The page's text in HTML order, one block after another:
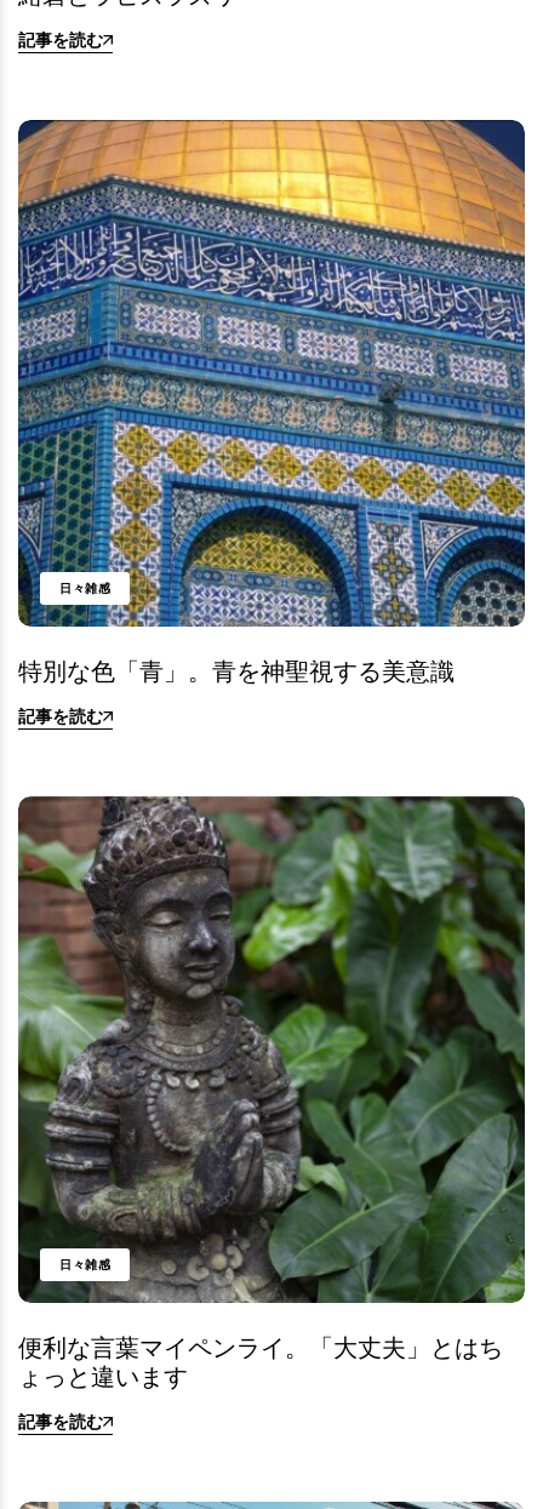
記事を読む
日々雑感
特別な色「青」。青を神聖視する美意識
記事を読む
日々雑感
便利な言葉マイペンライ。「大丈夫」とはち
ょっと違います
記事を読む